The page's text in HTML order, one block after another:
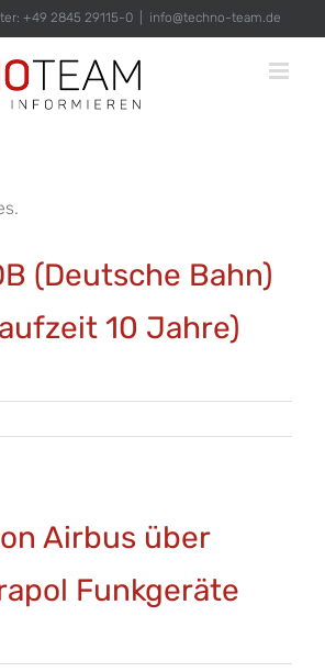
+49 2845 29115-0 info@techno-team.de
(Deutsche Bahn)
10 Jahre)
Airbus über
Funkgeräte